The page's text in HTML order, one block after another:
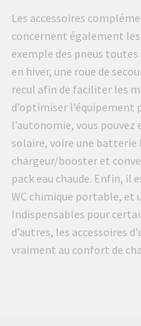
Les accessoires
concernent également
exemple des pneus
en hiver, une roue de
recul afin de faciliter les
d’optimiser
l’autonomie, vous
solaire, voire une batterie
chargeur/booster et
pack eau chaude. Enfin, il
WC chimique portable, et
Indispensables pour
d’autres, les accessoires
vraiment au confort de